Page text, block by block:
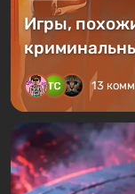
Игры,
13